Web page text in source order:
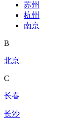
苏州
杭州
南京
B
北京
C
长春
长沙